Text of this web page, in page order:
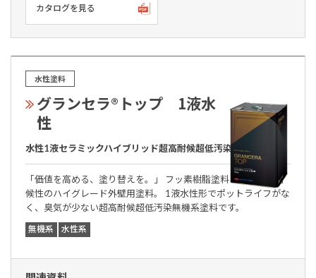
カタログを見る
水性塗料
グランセラ®トップ 1液水
性
水性1液セラミックハイブリッド超高耐候超低汚染無機系塗料
「価値を高める、塗り替えを。」 フッ素樹脂塗料を超える高耐
候性のハイグレード外壁用塗料。 1液水性形でポットライフがな
く、臭気が少ない超高耐候超低汚染無機系塗料です。
無機系 水性系